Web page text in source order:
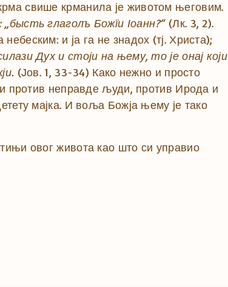
свише крманила је животом његовим.
: „бысть глаголъ Божїи Іоанн?“(Лк. 3, 2).
и ја га не знадох (тј. Христа);
Дух и стоји на њему, то је онај који
(Јов. 1, 33-34) Како нежно и просто
против неправде људи, против Ирода и
мајка. И воља Божја њему је тако
овог живота као што си управио